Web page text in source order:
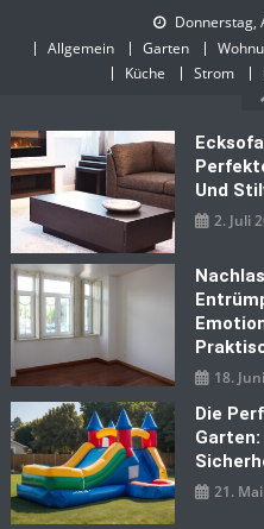
Donnerstag,
Allgemein
Garten
Küche
Strom
Und
2. Juli
18.
Die
Garten:
21.